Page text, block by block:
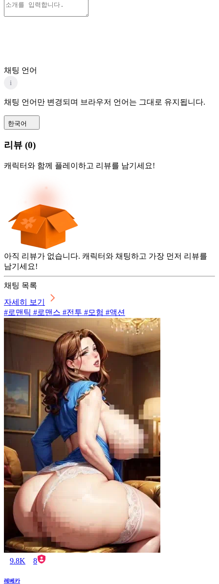
채팅 언어
i
채팅 언어만 변경되며 브라우저 언어는 그대로 유지됩니다.
한국어
리뷰 (0)
캐릭터와 함께 플레이하고 리뷰를 남기세요!
아직 리뷰가 없습니다. 캐릭터와 채팅하고 가장 먼저 리뷰를
남기세요!
채팅 목록
자세히 보기
#로맨틱 #로맨스 #전투 #모험 #액션
9.8K 8
레베카